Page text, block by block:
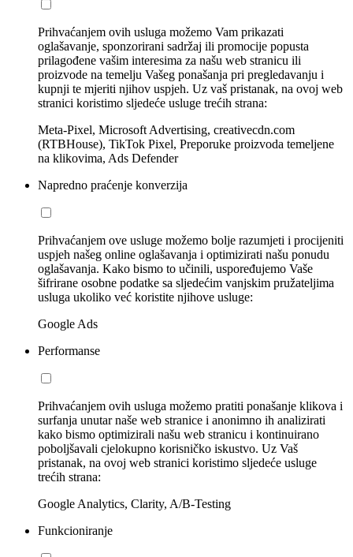
Prihvaćanjem ovih usluga možemo Vam prikazati
oglašavanje, sponzorirani sadržaj ili promocije popusta
prilagođene vašim interesima za našu web stranicu ili
proizvode na temelju Vašeg ponašanja pri pregledavanju i
kupnji te mjeriti njihov uspjeh. Uz vaš pristanak, na ovoj web
stranici koristimo sljedeće usluge trećih strana:
Meta-Pixel, Microsoft Advertising, creativecdn.com
(RTBHouse), TikTok Pixel, Preporuke proizvoda temeljene
na klikovima, Ads Defender
Napredno praćenje konverzija
Prihvaćanjem ove usluge možemo bolje razumjeti i procijeniti
uspjeh našeg online oglašavanja i optimizirati našu ponudu
oglašavanja. Kako bismo to učinili, uspoređujemo Vaše
šifrirane osobne podatke sa sljedećim vanjskim pružateljima
usluga ukoliko već koristite njihove usluge:
Google Ads
Performanse
Prihvaćanjem ovih usluga možemo pratiti ponašanje klikova i
surfanja unutar naše web stranice i anonimno ih analizirati
kako bismo optimizirali našu web stranicu i kontinuirano
poboljšavali cjelokupno korisničko iskustvo. Uz Vaš
pristanak, na ovoj web stranici koristimo sljedeće usluge
trećih strana:
Google Analytics, Clarity, A/B-Testing
Funkcioniranje